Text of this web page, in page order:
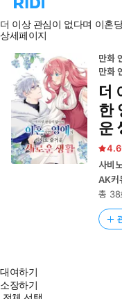
홈
으
이
동
더 이상 관심이 없다며 이혼
상세페이지
만화
만화
더
한
운
4.6
사비
AK커
총 38
대여하기
소장하기